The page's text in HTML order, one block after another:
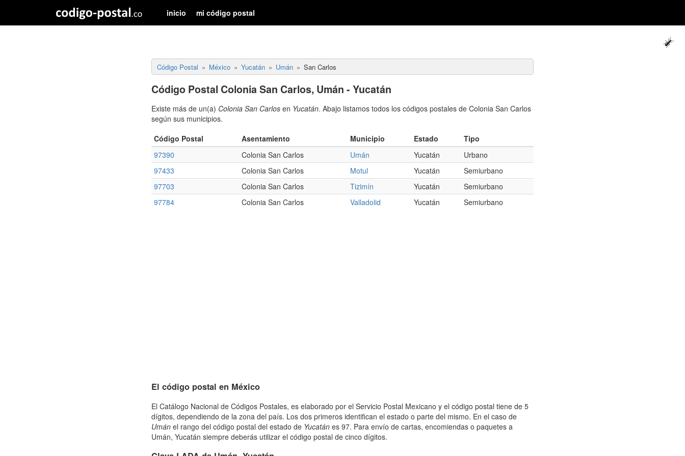
inicio mi código postal
Código Postal México Yucatán Umán San Carlos
Código Postal Colonia San Carlos, Umán - Yucatán
Existe más de un(a) Colonia San Carlos en Yucatán. Abajo listamos todos los códigos postales de Colonia San Carlos
según sus municipios.
Código Postal
Asentamiento Municipio Estado
Tipo
97390
Colonia San Carlos Umán Yucatán
Urbano
97433
Colonia San Carlos Motul Yucatán
Semiurbano
97703
Colonia San Carlos Tizimín Yucatán
Semiurbano
97784
Colonia San Carlos Valladolid Yucatán Semiurbano
El código postal en México
El Catálogo Nacional de Códigos Postales, es elaborado por el Servicio Postal Mexicano y el código postal tiene de 5
dígitos, dependiendo de la zona del país. Los dos primeros identifican el estado o parte del mismo. En el caso de
Umán el rango del código postal del estado de Yucatán es 97. Para envío de cartas, encomiendas o paquetes a
Umán, Yucatán siempre deberás utilizar el código postal de cinco dígitos.